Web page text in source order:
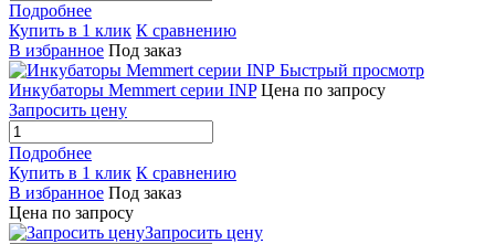
Подробнее
Купить в 1 клик К сравнению
В избранное Под заказ
Быстрый просмотр
Инкубаторы Memmert серии INP Цена по запросу
Запросить цену
Подробнее
Купить в 1 клик К сравнению
В избранное Под заказ
Цена по запросу
Запросить цену